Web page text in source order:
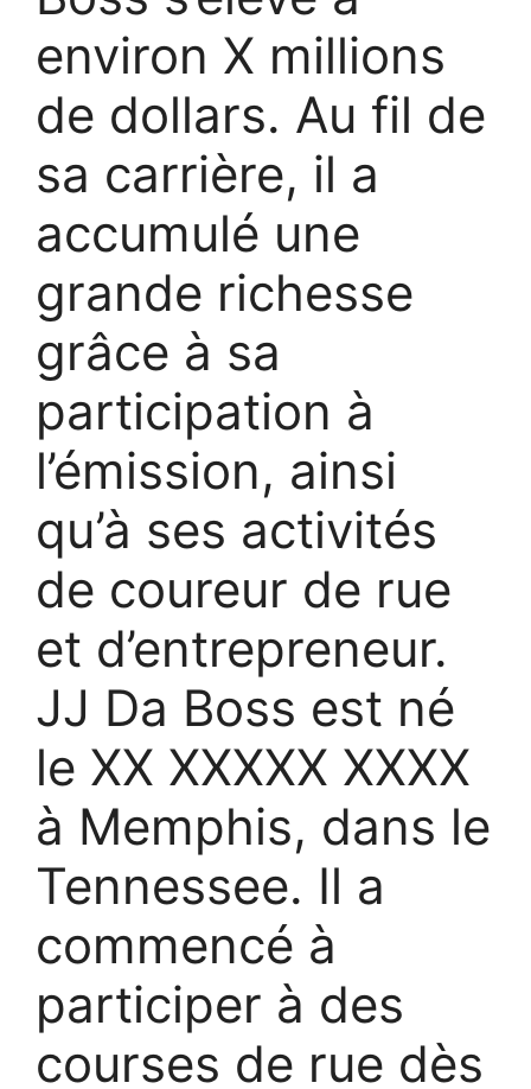
environ X millions
de dollars. Au fil de
sa carrière, il a
accumulé une
grande richesse
grâce à sa
participation à
l’émission, ainsi
qu’à ses activités
de coureur de rue
et d’entrepreneur.
JJ Da Boss est né
le XX XXXXX XXXX
à Memphis, dans le
Tennessee. Il a
commencé à
participer à des
courses de rue dès